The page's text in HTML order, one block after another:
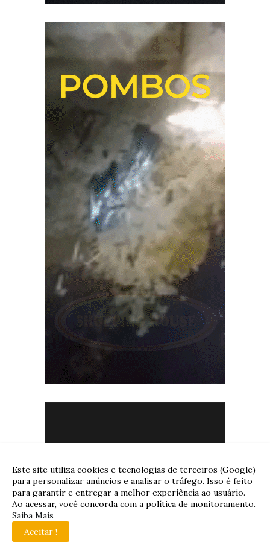
Este site utiliza cookies e tecnologias de terceiros (Google)
para personalizar anúncios e analisar o tráfego. Isso é feito
para garantir e entregar a melhor experiência ao usuário.
Ao acessar, você concorda com a política de monitoramento.
Saiba Mais
Aceitar !